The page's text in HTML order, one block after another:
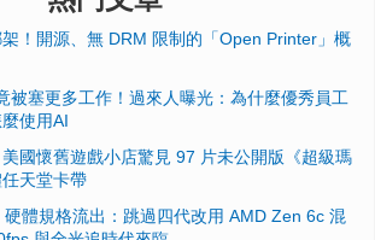
！開源、無 DRM 限制的「Open Printer」概
被塞更多工作！過來人曝光：為什麼優秀員工
使用AI
國懷舊遊戲小店驚見 97 片未公開版《超級瑪
天堂卡帶
體規格流出：跳過四代改用 AMD Zen 6c 混